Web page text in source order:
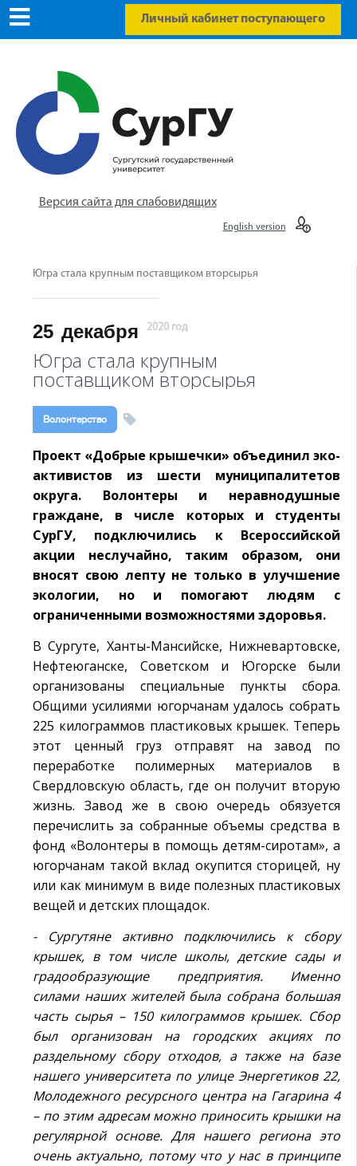
Личный кабинет поступающего
Версия сайта для слабовидящих
English version
Югра стала крупным поставщиком вторсырья
25 декабря 2020 год
Югра стала крупным
поставщиком вторсырья
Волонтерство
Проект «Добрые крышечки» объединил эко-
активистов из шести муниципалитетов
округа. Волонтеры и неравнодушные
граждане, в числе которых и студенты
СурГУ, подключились к Всероссийской
акции неслучайно, таким образом, они
вносят свою лепту не только в улучшение
экологии, но и помогают людям с
ограниченными возможностями здоровья.
В Сургуте, Ханты-Мансийске, Нижневартовске,
Нефтеюганске, Советском и Югорске были
организованы специальные пункты сбора.
Общими усилиями югорчанам удалось собрать
225 килограммов пластиковых крышек. Теперь
этот ценный груз отправят на завод по
переработке полимерных материалов в
Свердловскую область, где он получит вторую
жизнь. Завод же в свою очередь обязуется
перечислить за собранные объемы средства в
фонд «Волонтеры в помощь детям-сиротам», а
югорчанам такой вклад окупится сторицей, ну
или как минимум в виде полезных пластиковых
вещей и детских площадок.
- Сургутяне активно подключились к сбору
крышек, в том числе школы, детские сады и
градообразующие предприятия. Именно
силами наших жителей была собрана большая
часть сырья – 150 килограммов крышек. Сбор
был организован на городских акциях по
раздельному сбору отходов, а также на базе
нашего университета по улице Энергетиков 22,
Молодежного ресурсного центра на Гагарина 4
– по этим адресам можно приносить крышки на
регулярной основе. Для нашего региона это
очень актуально, потому что у нас в принципе